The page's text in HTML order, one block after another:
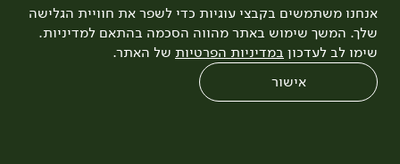
אנחנו משתמשים בקבצי עוגיות כדי לשפר את חוויית הגלישה
שלך. המשך שימוש באתר מהווה הסכמה בהתאם למדיניות.
שימו לב לעדכון במדיניות הפרטיות של האתר.
אישור
עיצוב:3bears פיתוח:Quatro